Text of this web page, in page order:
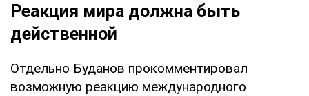
Реакция мира должна быть
действенной
Отдельно Буданов прокомментировал
возможную реакцию международного